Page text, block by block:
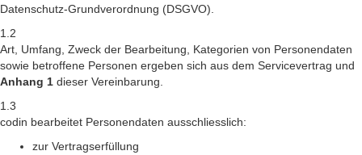
Datenschutz-Grundverordnung (DSGVO).
1.2
Art, Umfang, Zweck der Bearbeitung, Kategorien von Personendaten
sowie betroffene Personen ergeben sich aus dem Servicevertrag und
Anhang 1 dieser Vereinbarung.
1.3
codin bearbeitet Personendaten ausschliesslich:
zur Vertragserfüllung